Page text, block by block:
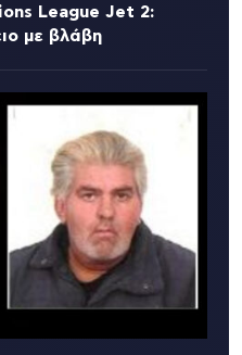
League Jet 2:
με βλάβη